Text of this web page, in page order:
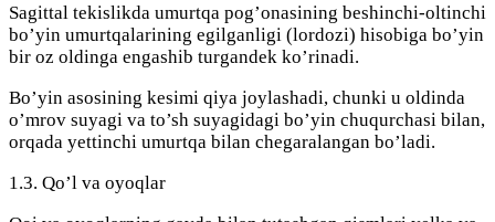
Sagittal tekislikda umurtqa pog’onasining beshinchi-oltinchi
bo’yin umurtqalarining egilganligi (lordozi) hisobiga bo’yin
bir oz oldinga engashib turgandek ko’rinadi.
Bo’yin asosining kesimi qiya joylashadi, chunki u oldinda
o’mrov suyagi va to’sh suyagidagi bo’yin chuqurchasi bilan,
orqada yettinchi umurtqa bilan chegaralangan bo’ladi.
1.3. Qo’l va oyoqlar